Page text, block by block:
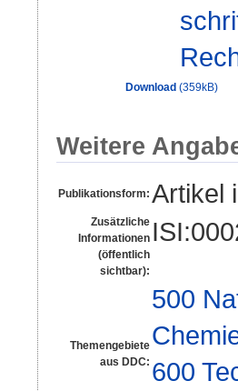
Download (359kB)
Weitere
Publikationsform: Artikel
Zusätzliche
Informationen
(öffentlich
sichtbar):
Themengebiete
aus DDC:
500
600